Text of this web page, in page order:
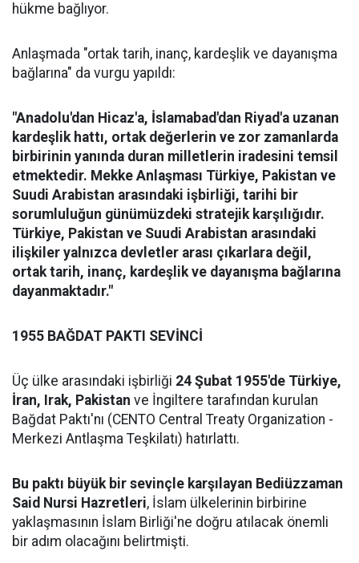
hükme bağlıyor.
Anlaşmada "ortak tarih, inanç, kardeşlik ve dayanışma
bağlarına" da vurgu yapıldı:
"Anadolu'dan Hicaz'a, İslamabad'dan Riyad'a uzanan
kardeşlik hattı, ortak değerlerin ve zor zamanlarda
birbirinin yanında duran milletlerin iradesini temsil
etmektedir. Mekke Anlaşması Türkiye, Pakistan ve
Suudi Arabistan arasındaki işbirliği, tarihi bir
sorumluluğun günümüzdeki stratejik karşılığıdır.
Türkiye, Pakistan ve Suudi Arabistan arasındaki
ilişkiler yalnızca devletler arası çıkarlara değil,
ortak tarih, inanç, kardeşlik ve dayanışma bağlarına
dayanmaktadır."
1955 BAĞDAT PAKTI SEVİNCİ
Üç ülke arasındaki işbirliği 24 Şubat 1955'de Türkiye,
İran, Irak, Pakistan ve İngiltere tarafından kurulan
Bağdat Paktı'nı (CENTO Central Treaty Organization -
Merkezi Antlaşma Teşkilatı) hatırlattı.
Bu paktı büyük bir sevinçle karşılayan Bediüzzaman
Said Nursi Hazretleri, İslam ülkelerinin birbirine
yaklaşmasının İslam Birliği'ne doğru atılacak önemli
bir adım olacağını belirtmişti.